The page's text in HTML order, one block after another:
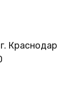
Краснодар